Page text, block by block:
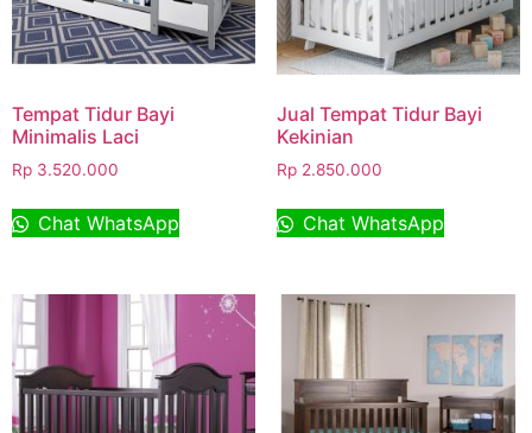
Tempat Tidur Bayi
Minimalis Laci
Rp 3.520.000
Chat WhatsApp
Jual Tempat Tidur Bayi
Kekinian
Rp2.850.000
Chat WhatsApp